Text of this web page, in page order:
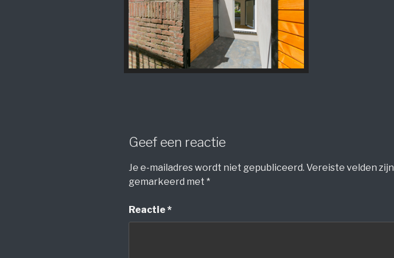
Geef een reactie
Je e-mailadres wordt niet gepubliceerd. Vereiste velden zijn
gemarkeerd met *
Reactie*